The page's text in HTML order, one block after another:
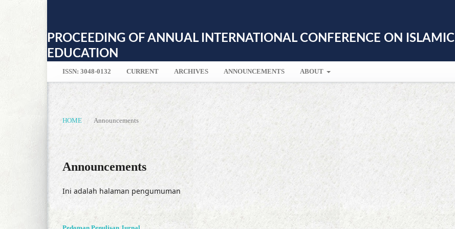
PROCEEDING OF ANNUAL INTERNATIONAL CONFERENCE ON ISLAMIC
EDUCATION
ISSN: 3048-0132 CURRENT ARCHIVES ANNOUNCEMENTS ABOUT
HOME / Announcements
Announcements
Ini adalah halaman pengumuman